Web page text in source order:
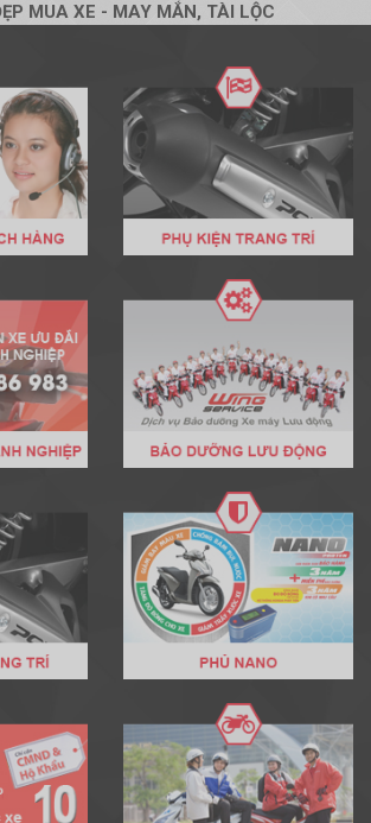
MUA XE - MAY MẮN, TÀI LỘC